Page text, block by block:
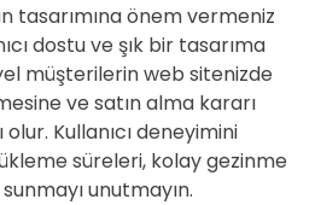
tasarımına önem vermeniz
dostu ve şık bir tasarıma
müşterilerin web sitenizde
ve satın alma kararı
Kullanıcı deneyimini
süreleri, kolay gezinme
unutmayın.